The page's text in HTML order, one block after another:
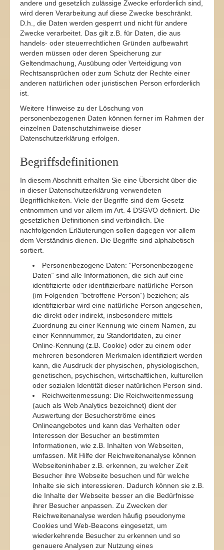
andere und gesetzlich zulässige Zwecke erforderlich sind,
wird deren Verarbeitung auf diese Zwecke beschränkt.
D.h., die Daten werden gesperrt und nicht für andere
Zwecke verarbeitet. Das gilt z.B. für Daten, die aus
handels- oder steuerrechtlichen Gründen aufbewahrt
werden müssen oder deren Speicherung zur
Geltendmachung, Ausübung oder Verteidigung von
Rechtsansprüchen oder zum Schutz der Rechte einer
anderen natürlichen oder juristischen Person erforderlich
ist.
Weitere Hinweise zu der Löschung von
personenbezogenen Daten können ferner im Rahmen der
einzelnen Datenschutzhinweise dieser
Datenschutzerklärung erfolgen.
Begriffsdefinitionen
In diesem Abschnitt erhalten Sie eine Übersicht über die
in dieser Datenschutzerklärung verwendeten
Begrifflichkeiten. Viele der Begriffe sind dem Gesetz
entnommen und vor allem im Art. 4 DSGVO definiert. Die
gesetzlichen Definitionen sind verbindlich. Die
nachfolgenden Erläuterungen sollen dagegen vor allem
dem Verständnis dienen. Die Begriffe sind alphabetisch
sortiert.
Personenbezogene Daten: "Personenbezogene
Daten“ sind alle Informationen, die sich auf eine
identifizierte oder identifizierbare natürliche Person
(im Folgenden "betroffene Person“) beziehen; als
identifizierbar wird eine natürliche Person angesehen,
die direkt oder indirekt, insbesondere mittels
Zuordnung zu einer Kennung wie einem Namen, zu
einer Kennnummer, zu Standortdaten, zu einer
Online-Kennung (z.B. Cookie) oder zu einem oder
mehreren besonderen Merkmalen identifiziert werden
kann, die Ausdruck der physischen, physiologischen,
genetischen, psychischen, wirtschaftlichen, kulturellen
oder sozialen Identität dieser natürlichen Person sind.
Reichweitenmessung: Die Reichweitenmessung
(auch als Web Analytics bezeichnet) dient der
Auswertung der Besucherströme eines
Onlineangebotes und kann das Verhalten oder
Interessen der Besucher an bestimmten
Informationen, wie z.B. Inhalten von Webseiten,
umfassen. Mit Hilfe der Reichweitenanalyse können
Webseiteninhaber z.B. erkennen, zu welcher Zeit
Besucher ihre Webseite besuchen und für welche
Inhalte sie sich interessieren. Dadurch können sie z.B.
die Inhalte der Webseite besser an die Bedürfnisse
ihrer Besucher anpassen. Zu Zwecken der
Reichweitenanalyse werden häufig pseudonyme
Cookies und Web-Beacons eingesetzt, um
wiederkehrende Besucher zu erkennen und so
genauere Analysen zur Nutzung eines